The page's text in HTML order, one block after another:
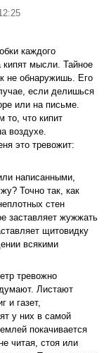
каждого
кипят мысли. Тайное
не обнаружишь. Его
если делишься
или на письме.
то, что кипит
воздухе.
это тревожит:
написанными,
Точно так, как
стен
заставляет жужжать
щитовидку
всякими
тревожно
Листают
и газет,
у них в самой
покачивается
читая, стоя или